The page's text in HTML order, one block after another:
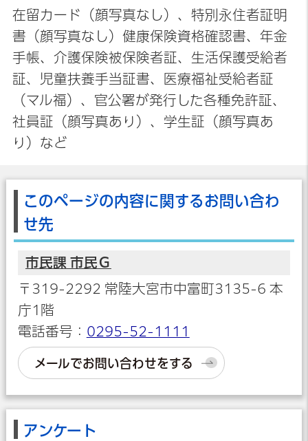
在留カード（顔写真なし）、特別永住者証明
書（顔写真なし）健康保険資格確認書、年金
手帳、介護保険被保険者証、生活保護受給者
証、児童扶養手当証書、医療福祉受給者証
（マル福）、官公署が発行した各種免許証、
社員証（顔写真あり）、学生証（顔写真あ
り）など
このページの内容に関するお問い合わ
せ先
市民課 市民Ｇ
〒319-2292 常陸大宮市中富町3135-6 本
庁1階
電話番号： 0295-52-1111
メールでお問い合わせをする
アンケート